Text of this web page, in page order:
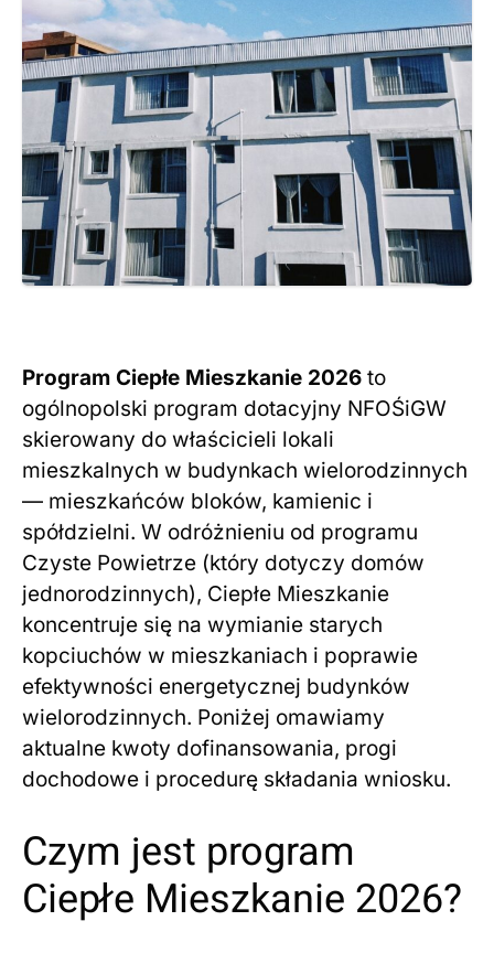
Program Ciepłe Mieszkanie 2026 to
ogólnopolski program dotacyjny NFOŚiGW
skierowany do właścicieli lokali
mieszkalnych w budynkach wielorodzinnych
— mieszkańców bloków, kamienic i
spółdzielni. W odróżnieniu od programu
Czyste Powietrze (który dotyczy domów
jednorodzinnych), Ciepłe Mieszkanie
koncentruje się na wymianie starych
kopciuchów w mieszkaniach i poprawie
efektywności energetycznej budynków
wielorodzinnych. Poniżej omawiamy
aktualne kwoty dofinansowania, progi
dochodowe i procedurę składania wniosku.
Czym jest program
Ciepłe Mieszkanie 2026?